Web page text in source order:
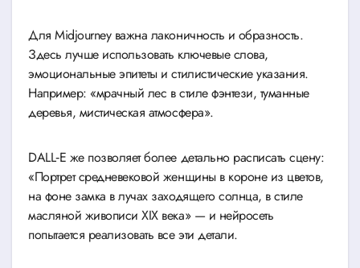
Для Midjourney важна лаконичность и образность.
Здесь лучше использовать ключевые слова,
эмоциональные эпитеты и стилистические указания.
Например: «мрачный лес в стиле фэнтези, туманные
деревья, мистическая атмосфера».
DALL‑E же позволяет более детально расписать сцену:
«Портрет средневековой женщины в короне из цветов,
на фоне замка в лучах заходящего солнца, в стиле
масляной живописи XIX века» — и нейросеть
попытается реализовать все эти детали.